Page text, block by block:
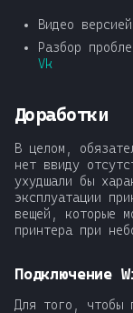
Видео
Разбор
Vk
Доработки
В целом,
нет ввиду
ухудшали бы
эксплуатации
вещей, которые
принтера при
Подключение
Для того, чтобы